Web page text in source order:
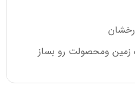
زمین ومحصولت رو بساز